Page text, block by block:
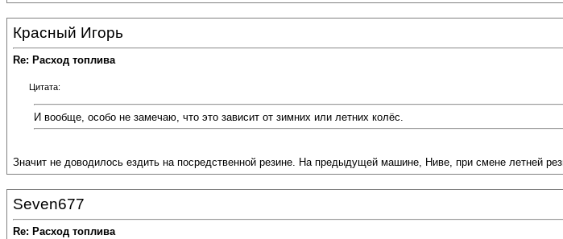
Красный Игорь
Re: Расход топлива
Цитата:
И вообще, особо не замечаю, что это зависит от зимних или летних колёс.
Значит не доводилось ездить на посредственной резине. На предыдущей машине, Ниве, при смене летней
Seven677
Re: Расход топлива